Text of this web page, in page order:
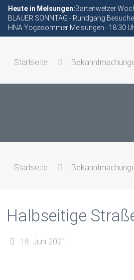
Heute in Melsungen:Bartenwetzer
BLAUER SONNTAG - Rundgang
HNA Yogasommer Melsungen · 18:30
Startseite
Startseite
Halbseitige
18. Juni 2021